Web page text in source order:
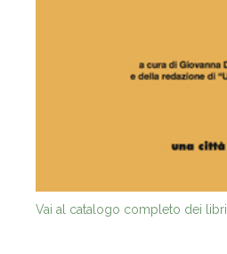
Vai al catalogo completo dei libri